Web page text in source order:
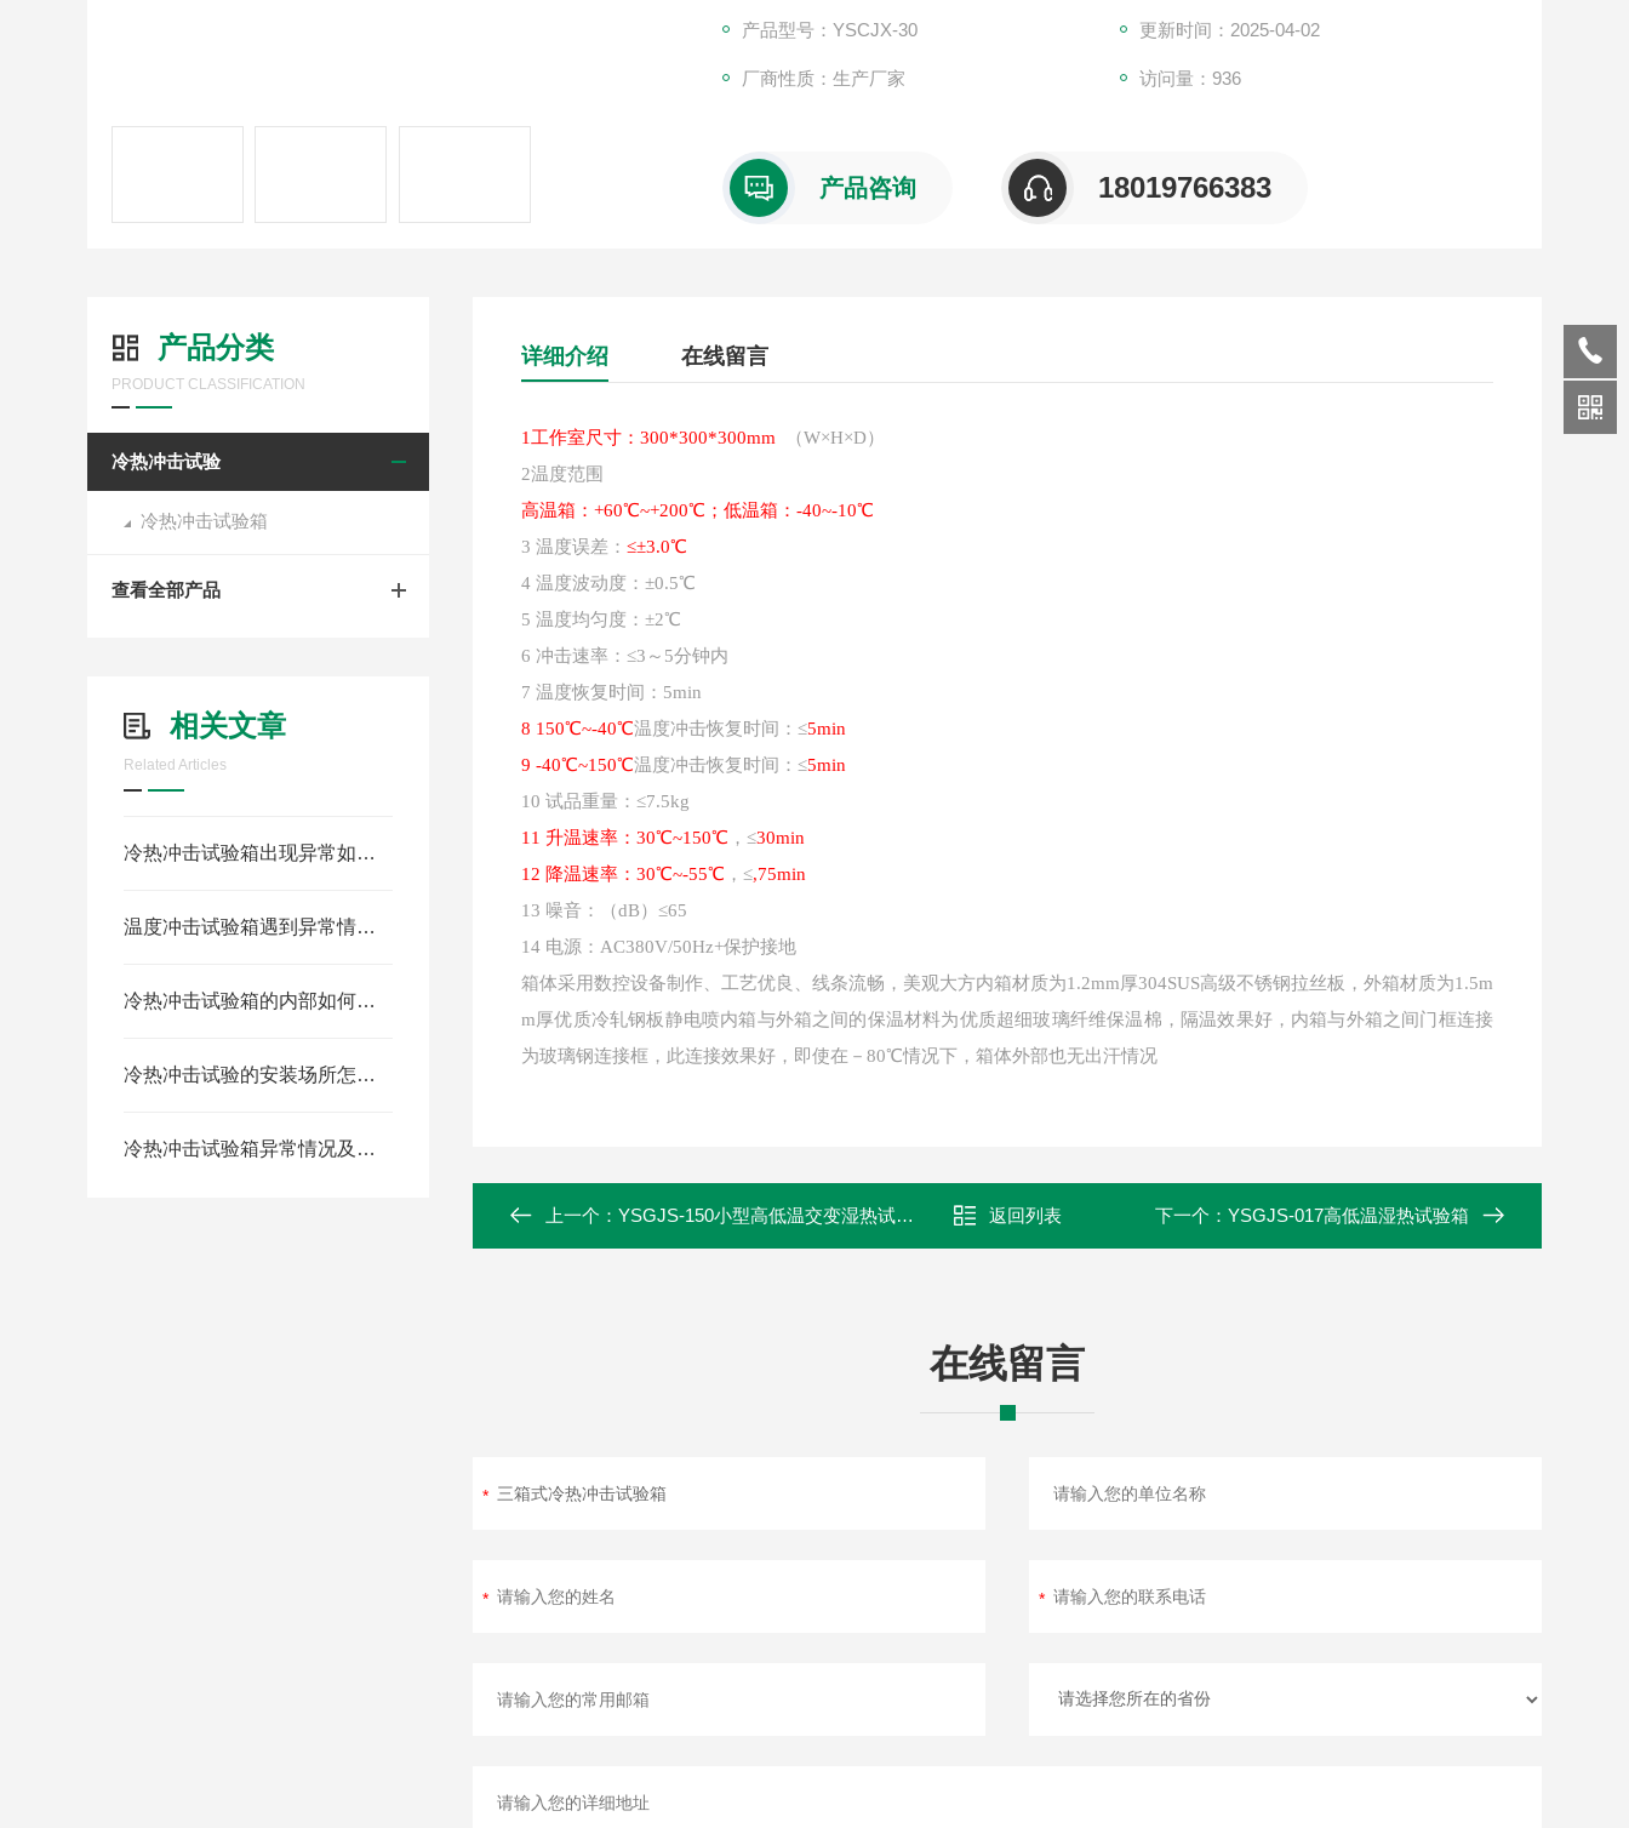
产品型号：YSCJX-30 更新时间：2025-04-02
厂商性质：生产厂家 访问量：936
产品咨询 18019766383
产品分类
PRODUCT CLASSIFICATION
冷热冲击试验
冷热冲击试验箱
查看全部产品
相关文章
Related Articles
冷热冲击试验箱出现异常如何应对？
温度冲击试验箱遇到异常情况如何采用正确的措施？
冷热冲击试验箱的内部如何清洁
冷热冲击试验的安装场所怎么选择
冷热冲击试验箱异常情况及对应措施
详细介绍 在线留言
1工作室尺寸： 300*300*300mm （W×H×D）
2温度范围
高温箱： +60℃~+200℃ ；低温箱： -40~-10℃
3 温度误差： ≤±3.0℃
4 温度波动度： ±0.5℃
5 温度均匀度： ±2℃
6 冲击速率： ≤3～5分钟内
7 温度恢复时间： 5min
8 150℃~-40℃温度冲击恢复时间： ≤5min
9 -40℃~150℃温度冲击恢复时间： ≤5min
10 试品重量： ≤7.5kg
1 1 升温速率 ： 30℃~150℃ ， ≤30min
1 2 降温速率 ： 30℃~-55℃ ， ≤,75min
13 噪音：（dB） ≤65
14 电源： AC380V/50Hz+保护接地
箱体采用数控设备制作、工艺优良、线条流畅，美观大方内箱材质为1.2mm厚304SUS高级不锈钢拉丝板，外箱材质为1.5m
m厚优质冷轧钢板静电喷内箱与外箱之间的保温材料为优质超细玻璃纤维保温棉，隔温效果好，内箱与外箱之间门框连接
为玻璃钢连接框，此连接效果好，即使在－ 80℃情况下，箱体外部也无出汗情况
上一个： YSGJS-150小型高低温交变湿热试验箱 返回列表 下一个： YSGJS-017高低温湿热试验箱
在线留言